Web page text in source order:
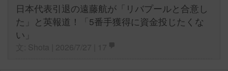
日本代表引退の遠藤航が「リバプールと合意し
た」と英報道！「5番手獲得に資金投じたくな
い」